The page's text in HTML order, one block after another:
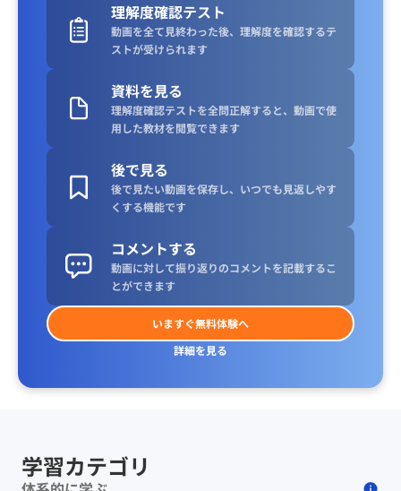
理解度確認テスト
動画を全て見終わった後、理解度を確認するテ
ストが受けられます
資料を見る
理解度確認テストを全問正解すると、動画で使
用した教材を閲覧できます
後で見る
後で見たい動画を保存し、いつでも見返しやす
くする機能です
コメントする
動画に対して振り返りのコメントを記載するこ
とができます
いますぐ無料体験へ
詳細を見る
学習カテゴリ